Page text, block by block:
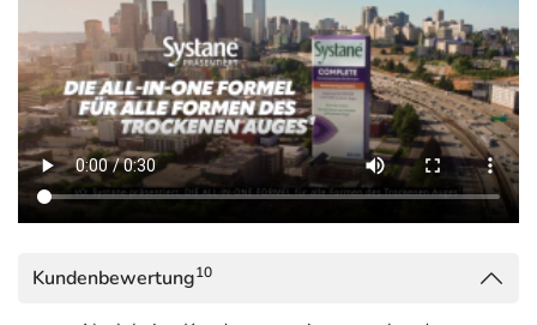
Formel, die für alle Arten gereizter, müder, trockener
Augen1geeignet sind – so dass Trockene Augen nicht
mehr Ihr Problem sind.
Vorteile von Systane® COMPLETE ohne
Konservierungsmittel
ALL-IN-ONE Linderung der Symptome Trockener
Augen1
Fortschrittliche Formel ohne Konservierungsmittel
Flasche mit PureFlow® Technologie
Kundenbewertung10